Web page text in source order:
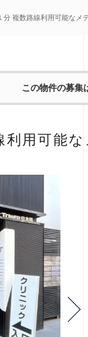
分 複数路線利用可能なメ
この物件の募集
利用可能